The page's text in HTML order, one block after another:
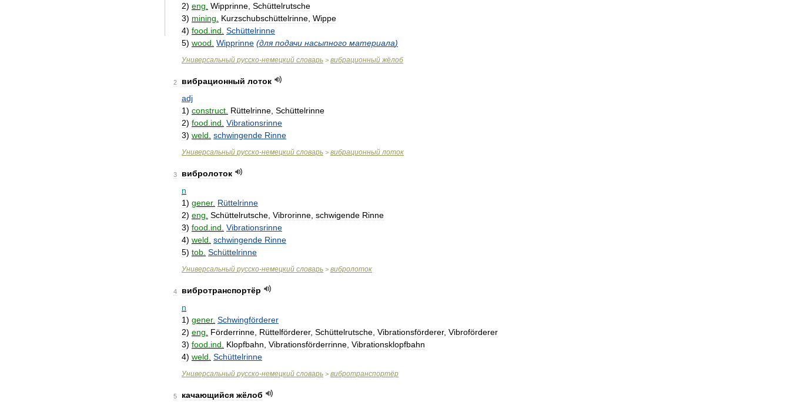
2) eng Wipprinne Schüttelrutsche
3) mining Kurzschubschüttelrinne Wippe
4) food ind Schüttelrinne
5) wood Wipprinne (для подачи насыпного материала)
Универсальный русско-немецкий словарь > вибрационный жёлоб
2 вибрационный лоток
adj
1) construct Rüttelrinne Schüttelrinne
2) food ind Vibrationsrinne
3) weld schwingende Rinne
Универсальный русско-немецкий словарь > вибрационный лоток
3
вибролоток
n
1) gener. Rüttelrinne
2) eng Schüttelrutsche Vibrorinne schwigende Rinne
3) food ind Vibrationsrinne
4) weld schwingende Rinne
5) tob Schüttelrinne
Универсальный русско-немецкий словарь > вибролоток
4
вибротранспортёр
n
1) gener. Schwingförderer
2) eng Förderrinne Rüttelförderer, Schüttelrutsche Vibrationsförderer, Vibroförderer
3) food ind Klopfbahn Vibrationsförderrinne Vibrationsklopfbahn
4) weld Schüttelrinne
Универсальный русско-немецкий словарь > вибротранспортёр
5 качающийся жёлоб